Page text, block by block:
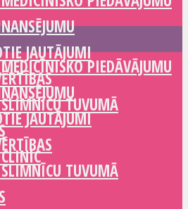
JAUTĀJUMI
TUVUMĀ
PIEDĀVĀJUMU
JAUTĀJUMI
TUVUMĀ